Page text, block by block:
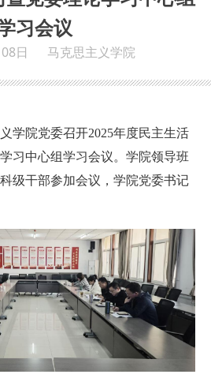
习会议
日 马克思主义学院
学院党委召开2025年度民主生活
习中心组学习会议。学院领导班
级干部参加会议，学院党委书记